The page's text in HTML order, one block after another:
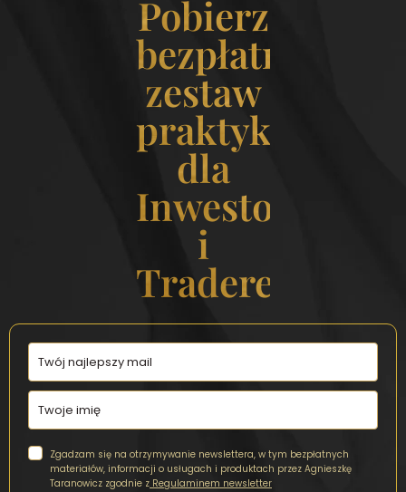
Pobierz
bezpłatny
zestaw
praktyk
dla
Inwestorek
i
Traderek
Zgadzam się na otrzymywanie newslettera, w tym bezpłatnych
materiałów, informacji o usługach i produktach przez Agnieszkę
Taranowicz zgodnie z Regulaminem newsletter